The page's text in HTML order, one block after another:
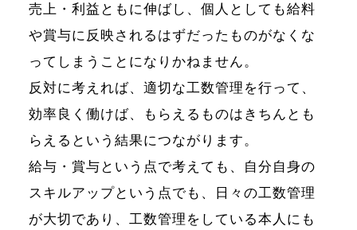
売上・利益ともに伸ばし、個人としても給料
や賞与に反映されるはずだったものがなくな
ってしまうことになりかねません。
反対に考えれば、適切な工数管理を行って、
効率良く働けば、もらえるものはきちんとも
らえるという結果につながります。
給与・賞与という点で考えても、自分自身の
スキルアップという点でも、日々の工数管理
が大切であり、工数管理をしている本人にも